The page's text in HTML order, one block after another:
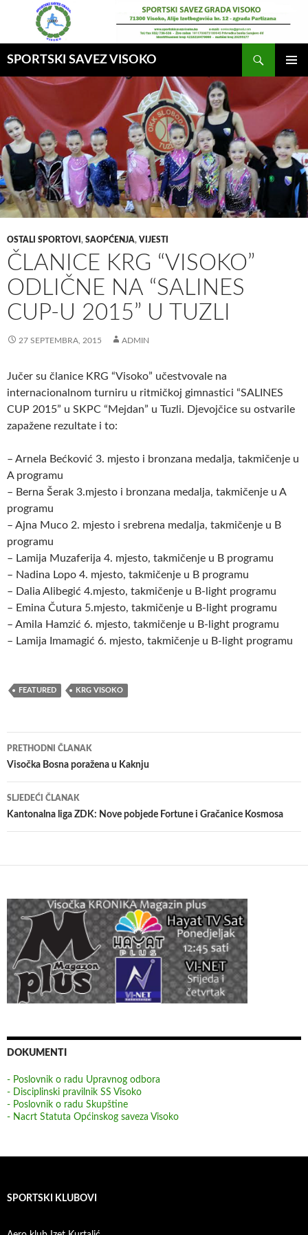
SPORTSKI SAVEZ VISOKO
GLAVNI
MENI
OSTALI SPORTOVI , SAOPĆENJA, VIJESTI
ČLANICE KRG “VISOKO”
ODLIČNE NA “SALINES
CUP-U 2015” U TUZLI
27 SEPTEMBRA, 2015 ADMIN
Jučer su članice KRG “Visoko” učestvovale na
internacionalnom turniru u ritmičkoj gimnastici “SALINES
CUP 2015” u SKPC “Mejdan” u Tuzli. Djevojčice su ostvarile
zapažene rezultate i to:
– Arnela Bećković 3. mjesto i bronzana medalja, takmičenje u
A programu
– Berna Šerak 3.mjesto i bronzana medalja, takmičenje u A
programu
– Ajna Muco 2. mjesto i srebrena medalja, takmičenje u B
programu
– Lamija Muzaferija 4. mjesto, takmičenje u B programu
– Nadina Lopo 4. mjesto, takmičenje u B programu
– Dalia Alibegić 4.mjesto, takmičenje u B-light programu
– Emina Čutura 5.mjesto, takmičenje u B-light programu
– Amila Hamzić 6. mjesto, takmičenje u B-light programu
– Lamija Imamagić 6. mjesto, takmičenje u B-light programu
FEATURED KRG VISOKO
Navigacija
članaka
PRETHODNI ČLANAK
Visočka Bosna poražena u Kaknju
SLJEDEĆI ČLANAK
Kantonalna liga ZDK: Nove pobjede Fortune i Gračanice Kosmosa
DOKUMENTI
- Poslovnik o radu Upravnog odbora
- Disciplinski pravilnik SS Visoko
- Poslovnik o radu Skupštine
- Nacrt Statuta Općinskog saveza Visoko
SPORTSKI KLUBOVI